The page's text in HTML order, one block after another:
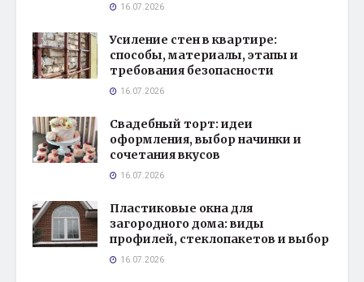
16.07.2026
Усиление стен в квартире:
способы, материалы, этапы и
требования безопасности
16.07.2026
Свадебный торт: идеи
оформления, выбор начинки и
сочетания вкусов
16.07.2026
Пластиковые окна для
загородного дома: виды
профилей, стеклопакетов и выбор
16.07.2026